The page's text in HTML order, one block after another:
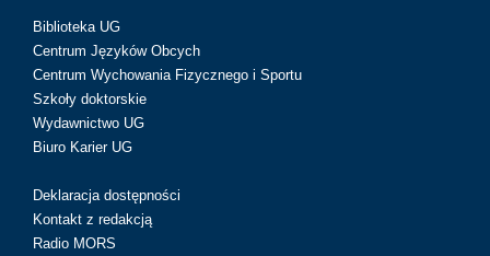
Biblioteka UG
Centrum Języków Obcych
Centrum Wychowania Fizycznego i Sportu
Szkoły doktorskie
Wydawnictwo UG
Biuro Karier UG
Deklaracja dostępności
Kontakt z redakcją
Radio MORS